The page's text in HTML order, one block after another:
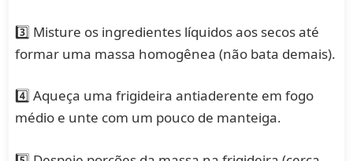
3️⃣ Misture os ingredientes líquidos aos secos até
formar uma massa homogênea (não bata demais).
4️⃣ Aqueça uma frigideira antiaderente em fogo
médio e unte com um pouco de manteiga.